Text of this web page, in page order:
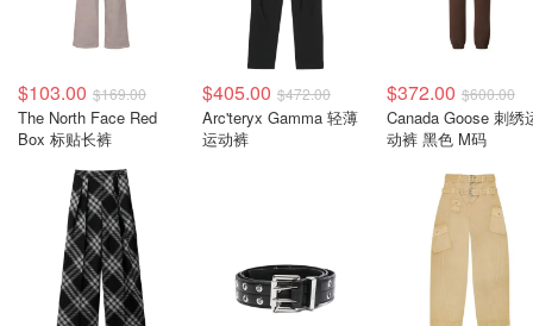
$103.00 $169.00
The North Face Red
Box 标贴长裤
$405.00 $472.00
Arc'teryx Gamma 轻薄
运动裤
$372.00 $600.00
Canada Goose 刺绣
动裤 黑色 M码